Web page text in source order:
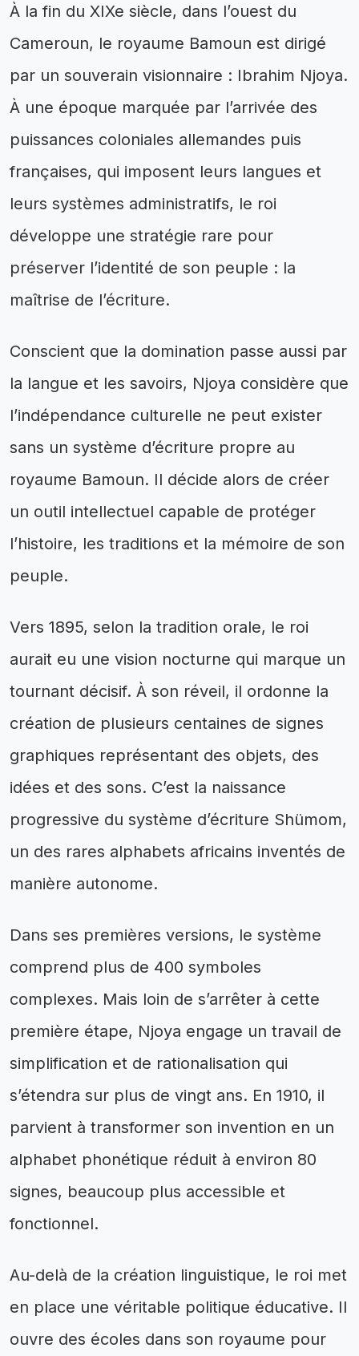
À la fin du XIXe siècle, dans l’ouest du
Cameroun, le royaume Bamoun est dirigé
par un souverain visionnaire : Ibrahim Njoya.
À une époque marquée par l’arrivée des
puissances coloniales allemandes puis
françaises, qui imposent leurs langues et
leurs systèmes administratifs, le roi
développe une stratégie rare pour
préserver l’identité de son peuple : la
maîtrise de l’écriture.
Conscient que la domination passe aussi par
la langue et les savoirs, Njoya considère que
l’indépendance culturelle ne peut exister
sans un système d’écriture propre au
royaume Bamoun. Il décide alors de créer
un outil intellectuel capable de protéger
l’histoire, les traditions et la mémoire de son
peuple.
Vers 1895, selon la tradition orale, le roi
aurait eu une vision nocturne qui marque un
tournant décisif. À son réveil, il ordonne la
création de plusieurs centaines de signes
graphiques représentant des objets, des
idées et des sons. C’est la naissance
progressive du système d’écriture Shümom,
un des rares alphabets africains inventés de
manière autonome.
Dans ses premières versions, le système
comprend plus de 400 symboles
complexes. Mais loin de s’arrêter à cette
première étape, Njoya engage un travail de
simplification et de rationalisation qui
s’étendra sur plus de vingt ans. En 1910, il
parvient à transformer son invention en un
alphabet phonétique réduit à environ 80
signes, beaucoup plus accessible et
fonctionnel.
Au-delà de la création linguistique, le roi met
en place une véritable politique éducative. Il
ouvre des écoles dans son royaume pour